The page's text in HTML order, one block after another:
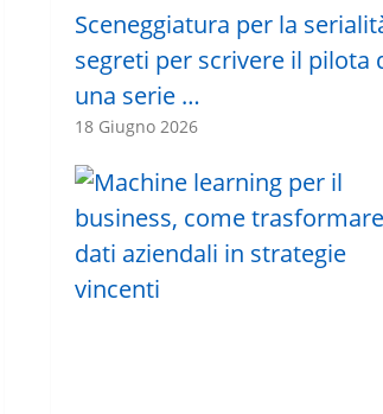
Sceneggiatura per la
segreti per scrivere il pilota
una serie …
18 Giugno 2026